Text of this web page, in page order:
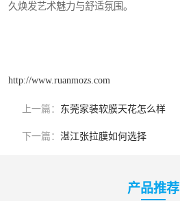
久焕发艺术魅力与舒适氛围。
http://www.ruanmozs.com
上一篇： 东莞家装软膜天花怎么样
下一篇： 湛江张拉膜如何选择
产品推荐